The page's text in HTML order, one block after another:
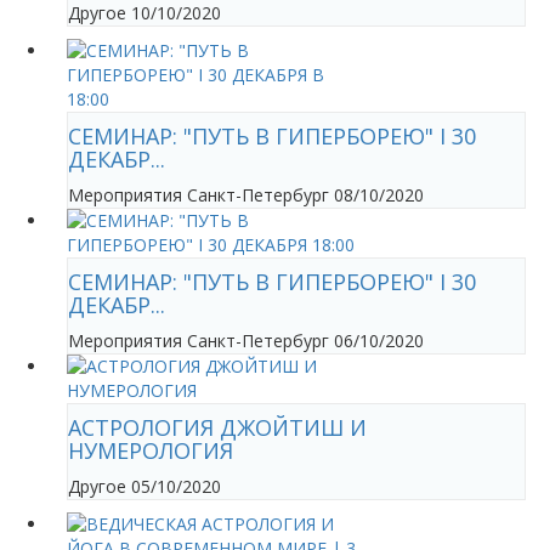
Другое 10/10/2020
CЕМИНАР: "ПУТЬ В ГИПЕРБОРЕЮ" I 30
ДЕКАБР...
Мероприятия Санкт-Петербург 08/10/2020
CЕМИНАР: "ПУТЬ В ГИПЕРБОРЕЮ" I 30
ДЕКАБР...
Мероприятия Санкт-Петербург 06/10/2020
АСТРОЛОГИЯ ДЖОЙТИШ И
НУМЕРОЛОГИЯ
Другое 05/10/2020